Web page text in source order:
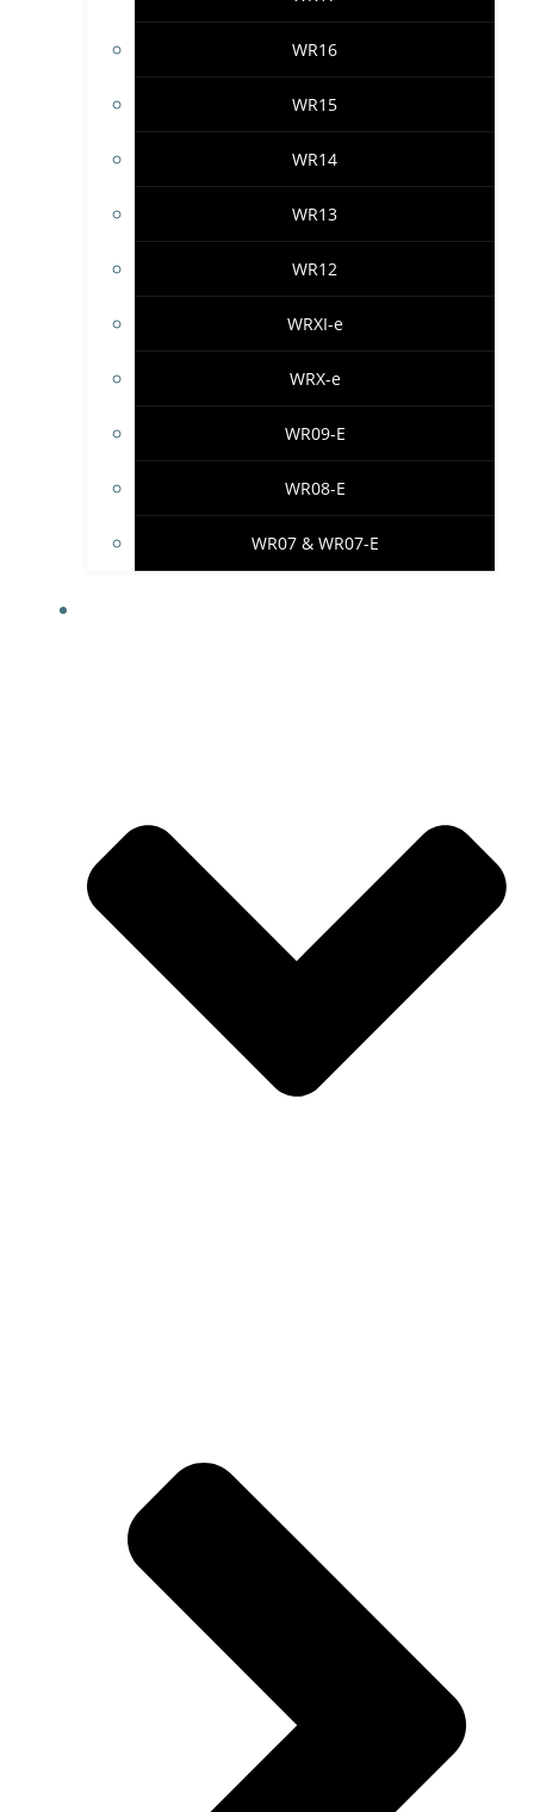
WR16
WR15
WR14
WR13
WR12
WRXI-e
WRX-e
WR09-E
WR08-E
WR07 & WR07-E